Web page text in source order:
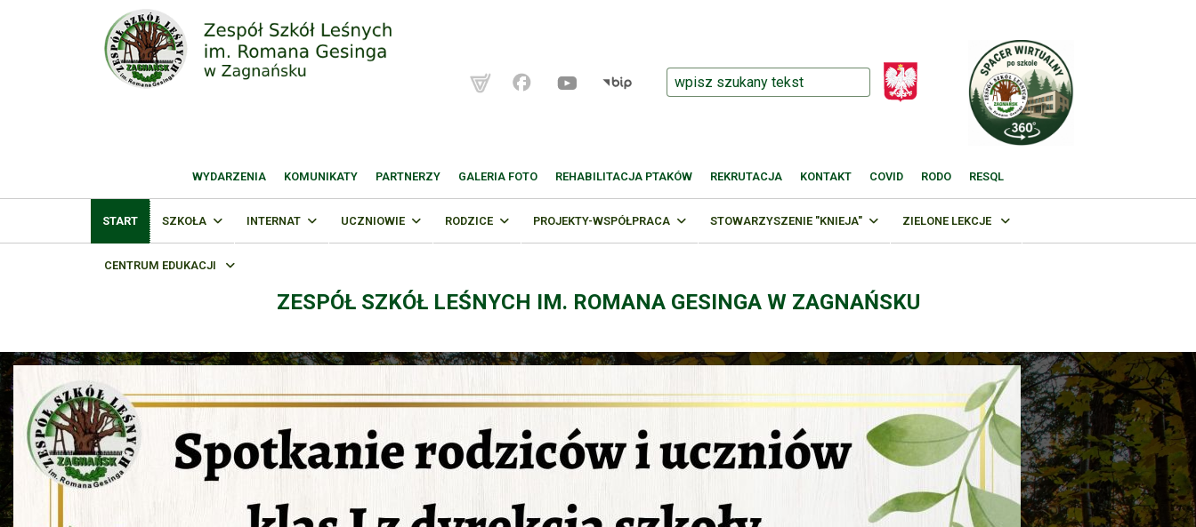
WYDARZENIA KOMUNIKATY PARTNERZY GALERIA FOTO REHABILITACJA PTAKÓW REKRUTACJA KONTAKT COVID RODO RESQL
START SZKOŁA INTERNAT UCZNIOWIE RODZICE PROJEKTY-WSPÓŁPRACA STOWARZYSZENIE "KNIEJA" ZIELONE LEKCJE
CENTRUM EDUKACJI
ZESPÓŁ SZKÓŁ LEŚNYCH IM. ROMANA GESINGA W ZAGNAŃSKU